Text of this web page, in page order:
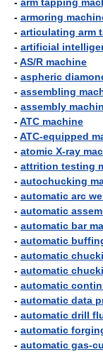
- armoring
- articulating arm
- artificial
-AS/R machine
- aspheric
- assembling
- assembly
-ATC machine
-ATC-equipped
- atomic X-ray
- attrition testing
- autochucking
- automatic arc
- automatic
- automatic bar
- automatic
- automatic
- automatic
- automatic
- automatic data
- automatic drill
- automatic
- automatic gas-